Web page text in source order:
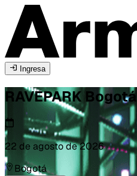
Ingresa
RAVEPARK Bogotá
22 de agosto de 2026
Bogotá